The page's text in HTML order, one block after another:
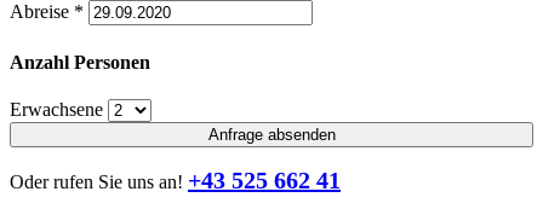
Abreise *
Anzahl Personen
Erwachsene
Anfrage absenden
Oder rufen Sie uns an! +43 525 662 41